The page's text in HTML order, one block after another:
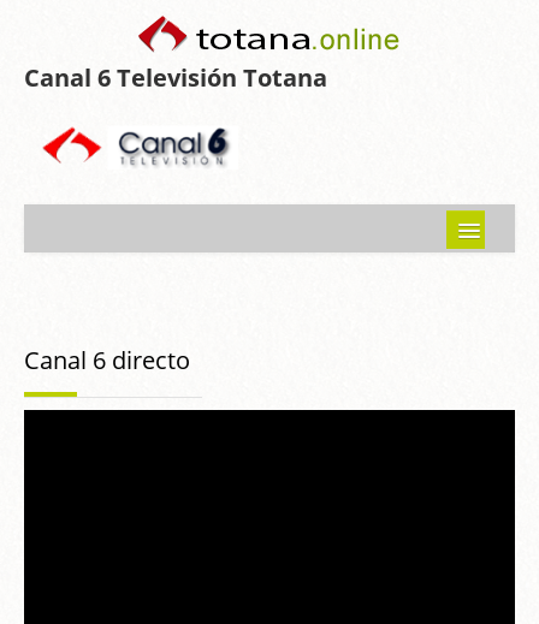
Canal 6 Televisión Totana
Programas emitidos
Canal 6 directo